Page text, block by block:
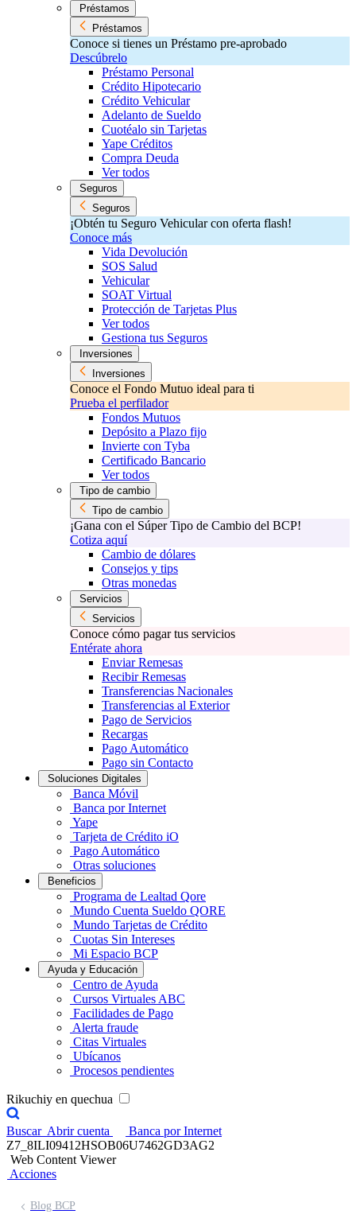
Préstamos
Préstamos
Conoce si tienes un Préstamo pre-aprobado
Descúbrelo
Préstamo Personal
Crédito Hipotecario
Crédito Vehicular
Adelanto de Sueldo
Cuotéalo sin Tarjetas
Yape Créditos
Compra Deuda
Ver todos
Seguros
Seguros
¡Obtén tu Seguro Vehicular con oferta flash!
Conoce más
Vida Devolución
SOS Salud
Vehicular
SOAT Virtual
Protección de Tarjetas Plus
Ver todos
Gestiona tus Seguros
Inversiones
Inversiones
Conoce el Fondo Mutuo ideal para ti
Prueba el perfilador
Fondos Mutuos
Depósito a Plazo fijo
Invierte con Tyba
Certificado Bancario
Ver todos
Tipo de cambio
Tipo de cambio
¡Gana con el Súper Tipo de Cambio del BCP!
Cotiza aquí
Cambio de dólares
Consejos y tips
Otras monedas
Servicios
Servicios
Conoce cómo pagar tus servicios
Entérate ahora
Enviar Remesas
Recibir Remesas
Transferencias Nacionales
Transferencias al Exterior
Pago de Servicios
Recargas
Pago Automático
Pago sin Contacto
Soluciones Digitales
Banca Móvil
Banca por Internet
Yape
Tarjeta de Crédito iO
Pago Automático
Otras soluciones
Beneficios
Programa de Lealtad Qore
Mundo Cuenta Sueldo QORE
Mundo Tarjetas de Crédito
Cuotas Sin Intereses
Mi Espacio BCP
Ayuda y Educación
Centro de Ayuda
Cursos Virtuales ABC
Facilidades de Pago
Alerta fraude
Citas Virtuales
Ubícanos
Procesos pendientes
Rikuchiy en quechua
Buscar Abrir cuenta
Banca por Internet
Z7_8ILI09412HSOB06U7462GD3AG2
Web Content Viewer
Acciones
Blog BCP